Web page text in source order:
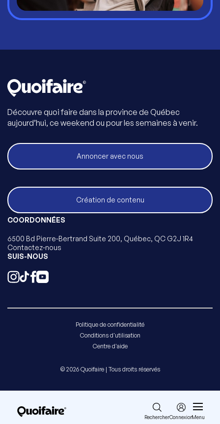
RechercherConnexionMenu
Découvre quoi faire dans la province de Québec
aujourd’hui, ce weekend ou pour les semaines à venir.
Annoncer avec nous
Création de contenu
COORDONNÉES
6500 Bd Pierre-Bertrand Suite 200, Québec, QC G2J 1R4
Contactez-nous
SUIS-NOUS
Politique de confidentialité
Conditions d'utilisation
Centre d'aide
© 2026 Quoifaire | Tous droits réservés